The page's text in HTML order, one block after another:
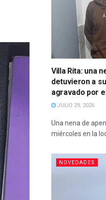
Villa Rita: una
detuvieron a
agravado por
JULIO 29, 2026
Una nena de
miércoles en la
NOVEDADES